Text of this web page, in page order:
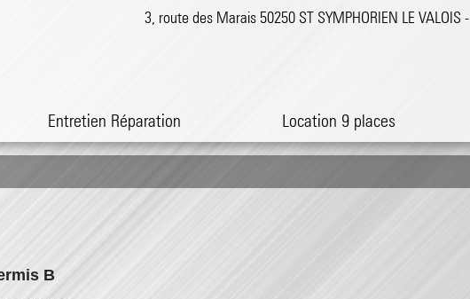
Entretien Réparation Location 9 places
3, route des Marais 50250 ST SYMPHORIEN LE VALOIS -
B